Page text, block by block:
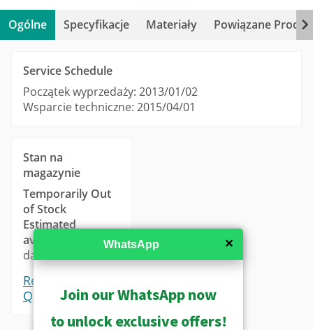
Ogólne Specyfikacje Materiały Powiązane
Service Schedule
Początek wyprzedaży: 2013/01/02
Wsparcie techniczne: 2015/04/01
Stan na
magazynie
Temporarily Out
of Stock
Estimated
availability
: 14-21
days.
Request a
Quote
✕
WhatsApp
Join our WhatsApp now
to unlock exclusive offers!